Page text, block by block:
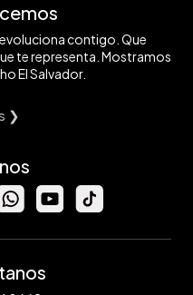
contigo. Que
te representa. Mostramos
El Salvador.
❯